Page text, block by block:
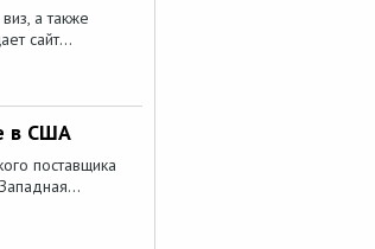
а также
сайт...
в США
поставщика